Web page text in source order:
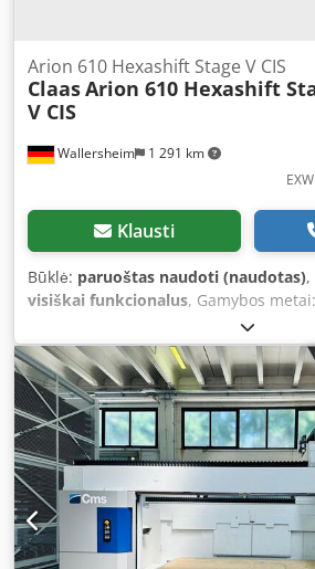
Wallersheim 1 291 km
Arion 610 Hexashift Stage V CIS
ClaasArion 610 Hexashift
V CIS
Klausti
Būklė: paruoštas naudoti (naudotas),
visiškai funkcionalus, Gamybos metai:
dyzelinas
40 km/h, spalva:žalia, Parduodamas:
Hexashift Stage V“ (CIS) žemės ūkio
modelis. Pagaminimo metai: 2022
valandos Traktorius yra puikios
mažai naudotas, visiškai veikiantis ir
nereikia jokių papildomų investicijų.
„John Deere DPS 6.8 L“ varikliu,
išmetamųjų teršalų normas (SCR, DPF,
Maksimali galia: 145 AG Nominali
Akezmv Two Eock Homologuota galia: